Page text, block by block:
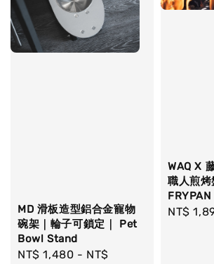
MD 滑板造型鋁合金寵物
碗架｜輪子可鎖定｜ Pet
Bowl Stand
Sale
NT$ 1,480 - NT$
WAQ X
職人煎烤
FRYPAN
Regular
NT$